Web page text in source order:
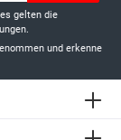
gelten die
.
und erkenne